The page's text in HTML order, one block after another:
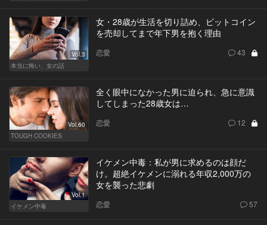
Vol.3
本当に怖い、女の話
女・28歳が生活を切り詰め、ビットコイン
を売却してまで年下男を抱く理由
恋愛 43
Vol.60
TOUGH COOKIES
全く眼中になかった男に迫られ、急に意識
してしまった28歳女は…
恋愛 12
Vol.1
イケメン中毒
イケメン中毒：私が男に求めるのは顔だ
け。超絶イケメンに溺れる年収2,000万の
女を襲った悲劇
恋愛 57